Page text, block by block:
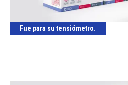
Fue para su tensiómetro.